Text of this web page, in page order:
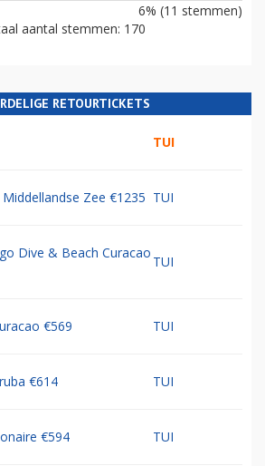
6% (11 stemmen)
aantal stemmen: 170
RETOURTICKETS
TUI
Zee €1235 TUI
Dive & Beach Curacao
TUI
€569 TUI
€614 TUI
€594 TUI